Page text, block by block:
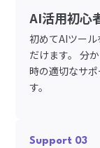
AI活用初心
初めてAIツー
だけます。 分
時の適切なサ
す。
Support 03